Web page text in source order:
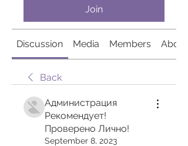
Join
Discussion Media Members About
Back
Администрация
Рекомендует!
Проверено Лично!
September 8, 2023